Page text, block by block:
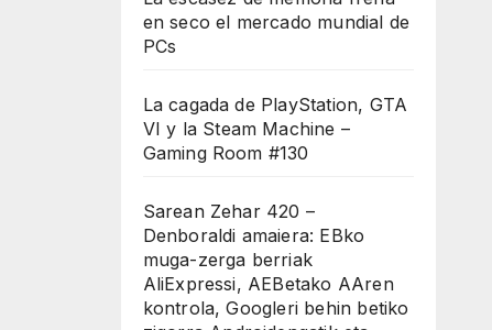
en seco el mercado mundial de
PCs
La cagada de PlayStation, GTA
VI y la Steam Machine –
Gaming Room #130
Sarean Zehar 420 –
Denboraldi amaiera: EBko
muga-zerga berriak
AliExpressi, AEBetako AAren
kontrola, Googleri behin betiko